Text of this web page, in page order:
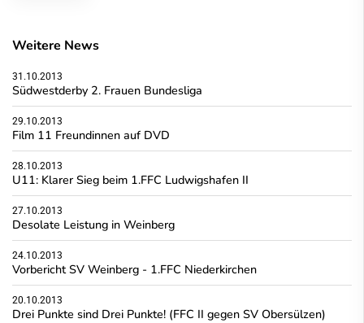
Weitere News
31.10.2013
Südwestderby 2. Frauen Bundesliga
29.10.2013
Film 11 Freundinnen auf DVD
28.10.2013
U11: Klarer Sieg beim 1.FFC Ludwigshafen II
27.10.2013
Desolate Leistung in Weinberg
24.10.2013
Vorbericht SV Weinberg - 1.FFC Niederkirchen
20.10.2013
Drei Punkte sind Drei Punkte! (FFC II gegen SV Obersülzen)